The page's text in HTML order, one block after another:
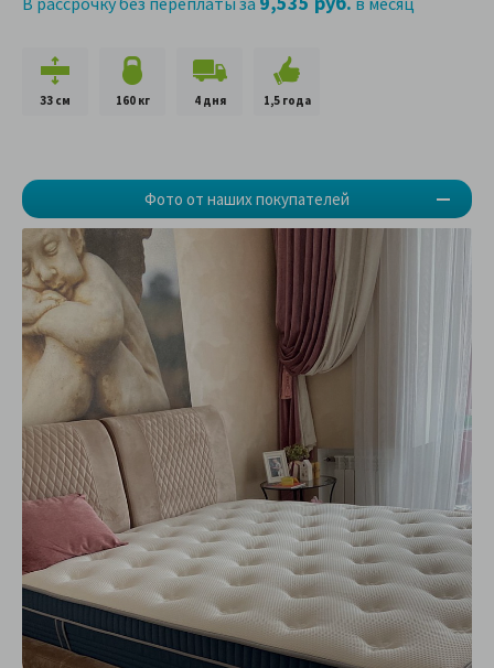
33 см 160 кг 4 дня 1,5 года
Фото от наших покупателей